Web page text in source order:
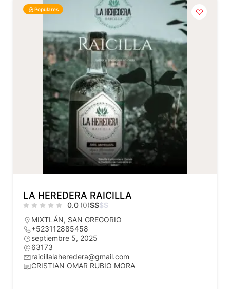
Populares
LA HEREDERA RAICILLA
0.0 (0)$$$$
MIXTLÁN, SAN GREGORIO
+523112885458
septiembre 5, 2025
63173
raicillalaheredera@gmail.com
CRISTIAN OMAR RUBIO MORA